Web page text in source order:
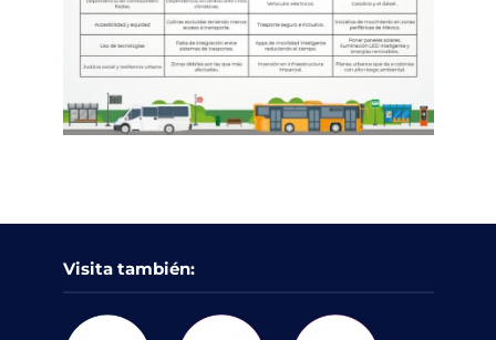
Visita también: